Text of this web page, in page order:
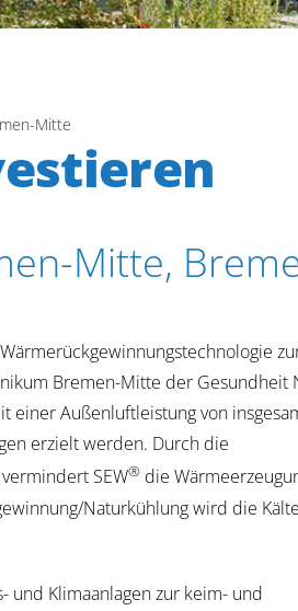
Mitte
Mitte,
Bremen-Mitte der Gesundheit
einer Außenluftleistung von
erzielt werden. Durch die
SEW®die
Naturkühlung wird die
und Klimaanlagen zur keim- und